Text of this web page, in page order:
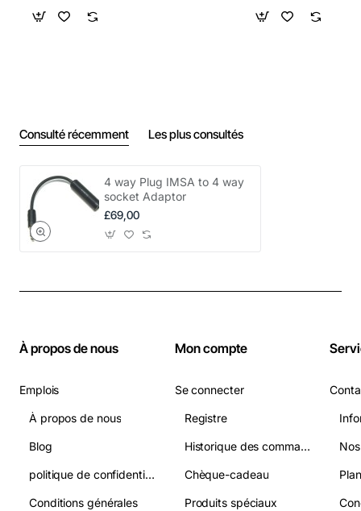
Consulté récemment Les plus consultés
4 way Plug IMSA to 4 way
socket Adaptor
£69,00
À propos de nous
Emplois
À propos de nous
Blog
politique de confidentialité
Conditions générales
Mon compte
Se connecter
Registre
Historique des commandes
Chèque-cadeau
Produits spéciaux